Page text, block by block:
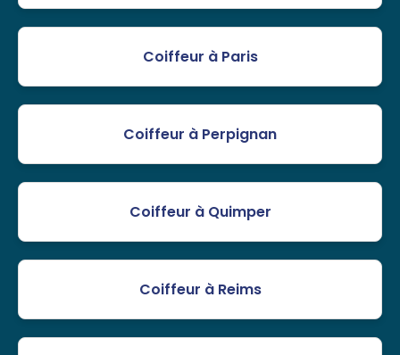
Coiffeur à Paris
Coiffeur à Perpignan
Coiffeur à Quimper
Coiffeur à Reims